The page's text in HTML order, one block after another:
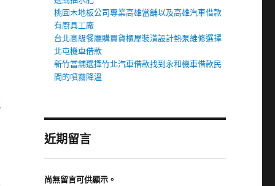
桃園木地板公司專業高雄當舖以及高雄汽車借款
有廚具工廠
台北高級餐廳購買貨櫃屋裝潢設計熱泵維修選擇
北屯機車借款
新竹當舖選擇竹北汽車借款找到永和機車借款民
間的噴霧降溫
近期留言
尚無留言可供顯示。